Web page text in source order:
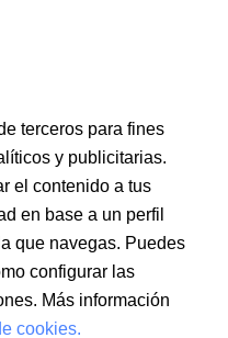
Aviso legalPolítica de cookies
Seguridad Atención al cliente
terceros para fines
y publicitarias.
el contenido a tus
en base a un perfil
que navegas. Puedes
configurar las
Más información
cookies.